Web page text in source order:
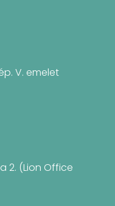
V. emelet
2. (Lion Office